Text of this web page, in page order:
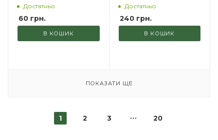
Достатньо
60 грн.
В КОШИК
Достатньо
240грн.
В КОШИК
ПОКАЗАТИ ЩЕ
1 2 3 20